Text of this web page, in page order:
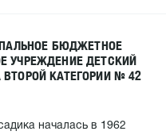
БЮДЖЕТНОЕ
УЧРЕЖДЕНИЕ ДЕТСКИЙ
КАТЕГОРИИ № 42
началась в 1962